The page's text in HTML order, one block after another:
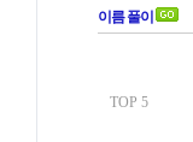
이름 풀이
TOP 5